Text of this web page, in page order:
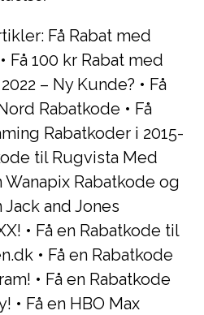
Få Rabat med
• Få 100 kr Rabat med
– Ny Kunde? • Få
Rabatkode • Få
Rabatkoder i 2015-
til Rugvista Med
Wanapix Rabatkode og
Jack and Jones
• Få en Rabatkode til
• Få en Rabatkode
• Få en Rabatkode
• Få en HBO Max